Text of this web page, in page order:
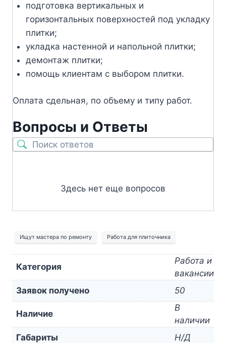
подготовка вертикальных и
горизонтальных поверхностей под укладку
плитки;
укладка настенной и напольной плитки;
демонтаж плитки;
помощь клиентам с выбором плитки.
Оплата сдельная, по объему и типу работ.
Вопросы и Ответы
Здесь нет еще вопросов
Ищут мастера по ремонту Работа для плиточника
Категория
Работа и
вакансии
Заявок получено
50
Наличие
В
наличии
Габариты
Н/Д